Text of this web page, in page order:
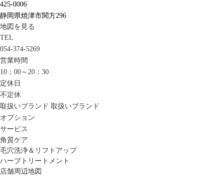
425-0006
静岡県焼津市関方296
地図を見る
TEL
054-374-5269
営業時間
10：00～20：30
定休日
不定休
取扱いブランド 取扱いブランド
オプション
サービス
角質ケア
毛穴洗浄＆リフトアップ
ハーブトリートメント
店舗周辺地図